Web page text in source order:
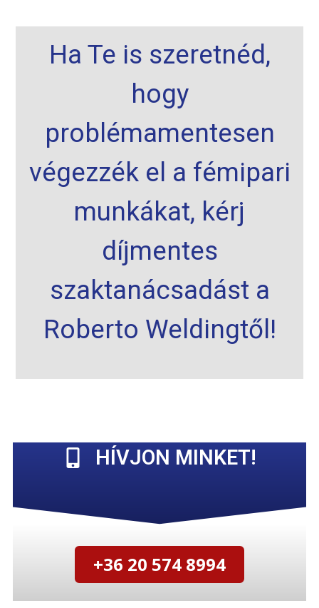
Ha Te is szeretnéd,
hogy
problémamentesen
végezzék el a fémipari
munkákat, kérj
díjmentes
szaktanácsadást a
Roberto Weldingtől!
HÍVJON MINKET!
+36 20 574 8994